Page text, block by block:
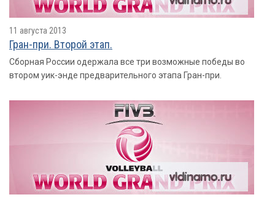
11 августа 2013
Гран-при. Второй этап.
Сборная России одержала все три возможные победы во
втором уик-энде предварительного этапа Гран-при.